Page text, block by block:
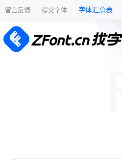
留言反馈 提交字体 字体汇总表